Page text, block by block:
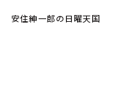
安住紳一郎の日曜天国